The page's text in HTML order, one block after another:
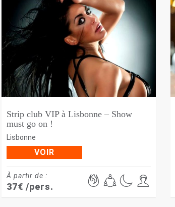
Strip club VIP à Lisbonne – Show
must go on !
Lisbonne
VOIR
À partir de :
37€ /pers.